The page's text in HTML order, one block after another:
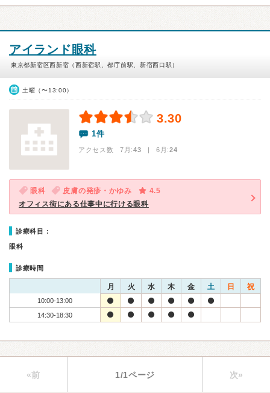
アイランド眼科
東京都新宿区西新宿（西新宿駅、都庁前駅、新宿西口駅）
土曜（〜13:00）
3.30
1件
アクセス数 7月:43 | 6月:24
眼科 皮膚の発疹・かゆみ
4.5
オフィス街にある仕事中に行ける眼科
診療科目：
眼科
診療時間
月 火 水 木 金 土 日 祝
10:00-13:00
14:30-18:30
«前 1/1ページ 次»